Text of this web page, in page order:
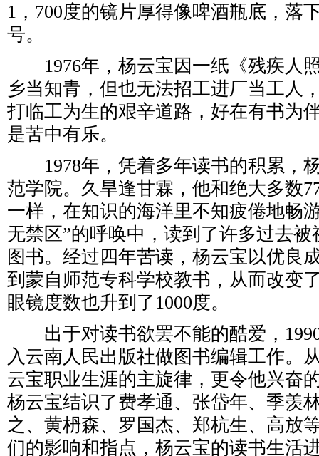
1，700度的镜片厚得像啤酒瓶底，落
号。
1976年，杨云宝因一纸《残疾人
乡当知青，但也无法招工进厂当工人
打临工为生的艰辛道路，好在有书为
是苦中有乐。
1978年，凭着多年读书的积累，
范学院。久旱逢甘霖，他和绝大多数
一样，在知识的海洋里不知疲倦地畅
无禁区”的呼唤中，读到了许多过去被
图书。经过四年苦读，杨云宝以优良
到蒙自师范专科学校教书，从而改变
眼镜度数也升到了1000度。
出于对读书欲罢不能的酷爱，
入云南人民出版社做图书编辑工作。
云宝职业生涯的主旋律，更令他兴奋
杨云宝结识了费孝通、张岱年、季羡
之、黄枬森、罗国杰、郑杭生、高放
们的影响和指点，杨云宝的读书生活